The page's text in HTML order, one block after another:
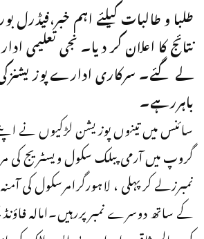
طلبا و طالبات کیلئے اہم
نتائج کا اعلان کر دیا۔ نجی تعلیمی
لے گئے۔ سرکاری ادارے
باہررہے۔
سائنس میں تینوں پوزیشن لڑکیوں نے
کے ساتھ دوسرے نمبرپررہیں۔امالہ